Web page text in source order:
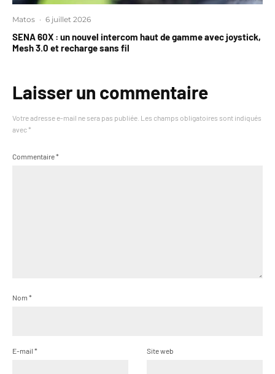
Matos · 6 juillet 2026
SENA 60X : un nouvel intercom haut de gamme avec joystick,
Mesh 3.0 et recharge sans fil
Laisser un commentaire
Votre adresse e-mail ne sera pas publiée. Les champs obligatoires sont indiqués
avec *
Commentaire*
Nom *
E-mail * Site web